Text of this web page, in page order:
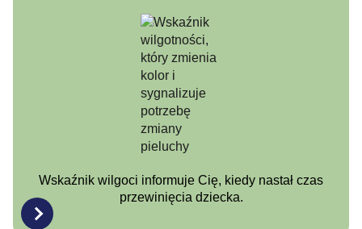
Wskaźnik wilgoci informuje Cię, kiedy nastał czas
przewinięcia dziecka.